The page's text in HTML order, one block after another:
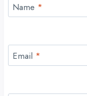
Name *
Email *